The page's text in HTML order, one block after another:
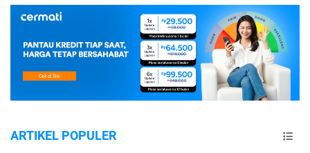
ARTIKEL POPULER